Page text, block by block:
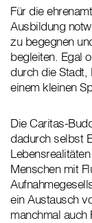
Für die
Ausbildung
zu begegnen
begleiten. Egal
durch die Stadt,
einem kleinen
Die Caritas-
dadurch selbst
Menschen mit
ein Austausch
manchmal auch